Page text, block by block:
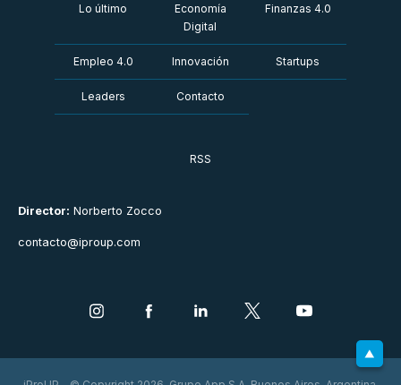
Director: Norberto Zocco
contacto@iproup.com
Lo último
Economía
Digital
Finanzas 4.0
Empleo 4.0 Innovación Startups
Leaders Contacto
RSS